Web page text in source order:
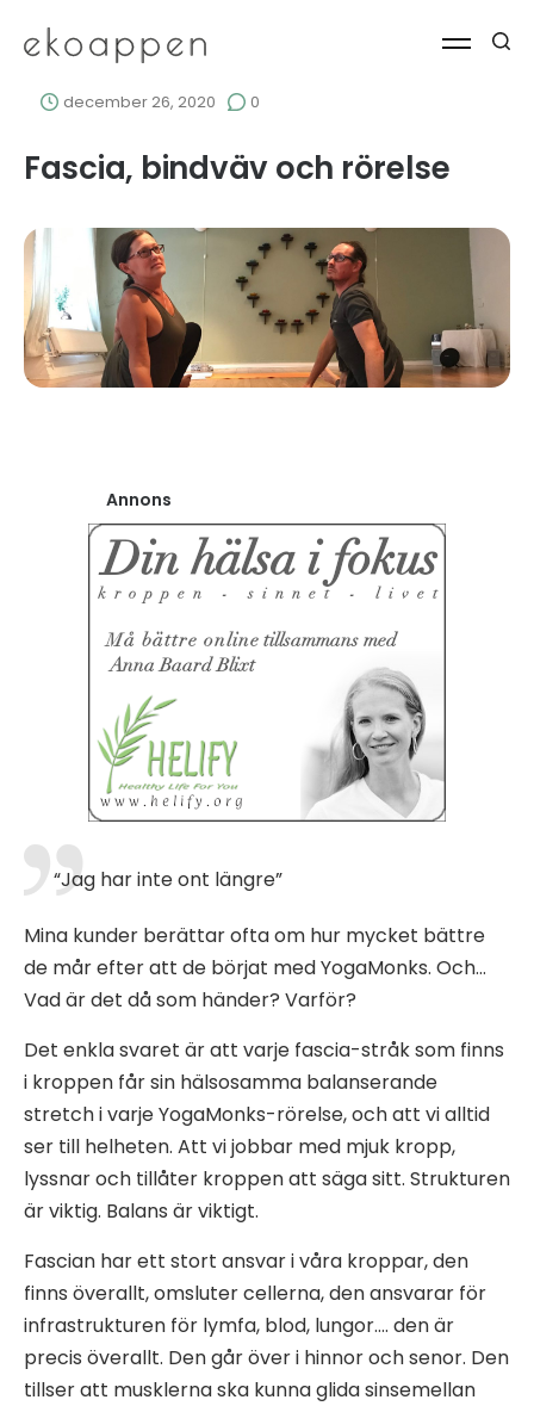
december 26, 2020 0
Fascia, bindväv och rörelse
Annons
“Jag har inte ont längre”
Mina kunder berättar ofta om hur mycket bättre
de mår efter att de börjat med YogaMonks. Och…
Vad är det då som händer? Varför?
Det enkla svaret är att varje fascia-stråk som finns
i kroppen får sin hälsosamma balanserande
stretch i varje YogaMonks-rörelse, och att vi alltid
ser till helheten. Att vi jobbar med mjuk kropp,
lyssnar och tillåter kroppen att säga sitt. Strukturen
är viktig. Balans är viktigt.
Fascian har ett stort ansvar i våra kroppar, den
finns överallt, omsluter cellerna, den ansvarar för
infrastrukturen för lymfa, blod, lungor…. den är
precis överallt. Den går över i hinnor och senor. Den
tillser att musklerna ska kunna glida sinsemellan